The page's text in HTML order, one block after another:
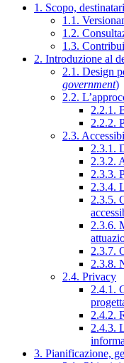
1. Scopo,
1.1.
1.2.
1.3.
2. Introduzione al
2.1. Design
government)
2.2.
2.2.1.
2.2.2.
2.3.
2.3.1.
2.3.2.
2.3.3.
2.3.4.
2.3.5.
2.3.6.
2.3.7.
2.3.8.
2.4. Privacy
2.4.1.
2.4.2.
2.4.3.
3. Pianificazione,